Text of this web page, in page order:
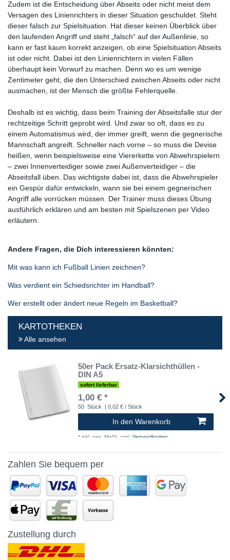
Zudem ist die Entscheidung über Abseits oder nicht meist dem
Versagen des Linienrichters in dieser Situation geschuldet. Steht
dieser falsch zur Spielsituation. Hat dieser keinen Überblick über
den laufenden Angriff und steht „falsch“ auf der Außenlinie, so
kann er fast kaum korrekt anzeigen, ob eine Spielsituation Abseits
ist oder nicht. Dabei ist den Linienrichtern in vielen Fällen
überhaupt kein Vorwurf zu machen. Denn wo es um wenige
Zentimeter geht, die den Unterschied zwischen Abseits oder nicht
ausmachen, ist der Mensch die größte Fehlerquelle.
Deshalb ist es wichtig, dass beim Training der Abseitsfalle stur der
rechtzeitige Schritt geprobt wird. Und zwar so oft, dass es zu
einem Automatismus wird, der immer greift, wenn die gegnerische
Mannschaft angreift. Schneller nach vorne – so muss die Devise
heißen, wenn beispielsweise eine Viererkette von Abwehrspielern
– zwei Innenverteidiger sowie zwei Außenverteidiger – die
Abseitsfall üben. Das wichtigste dabei ist, dass die Abwehrspieler
ein Gespür dafür entwickeln, wann sie bei einem gegnerischen
Angriff alle vorrücken müssen. Der Trainer muss dieses Übung
ausführlich erklären und am besten mit Spielszenen per Video
erläutern.
Andere Fragen, die Dich interessieren könnten:
Mit was kann ich Fußball Linien zeichnen?
Was verdient ein Schiedsrichter im Handball?
Wer erstellt oder ändert neue Regeln im Basketball?
KARTOTHEKEN
Alle ansehen
50er Pack Ersatz-Klarsichthüllen -
DIN A5
sofort lieferbar
1,00 € *
50 Stück | 0,02 € / Stück
In den Warenkorb
* inkl. ges. MwSt. zzgl. Versandkosten
Zahlen Sie bequem per
Zustellung durch